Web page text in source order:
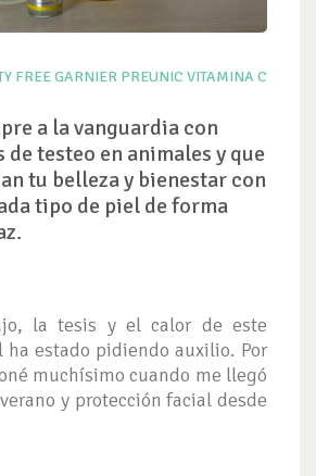
FREEGARNIER PREUNIC VITAMINA C
a la vanguardia con
de testeo en animales y que
tu belleza y bienestar con
tipo de piel de forma
la tesis y el calor de este
ha estado pidiendo auxilio. Por
muchísimo cuando me llegó
y protección facial desde